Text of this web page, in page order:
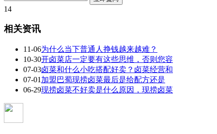
14
相关资讯
11-06为什么当下普通人挣钱越来越难？
10-30开卤菜店一定要有这些思维，否则您容
07-03卤菜和什么小吃搭配好卖？卤菜经营和
07-01 加盟巴蜀现捞卤菜最后是给配方还是
06-29现捞卤菜不好卖是什么原因，现捞卤菜